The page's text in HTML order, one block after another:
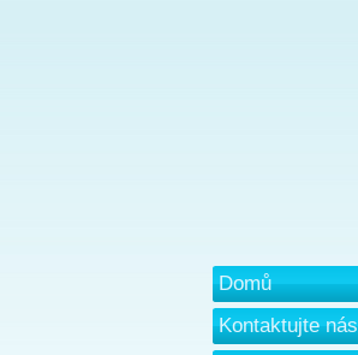
Domů
Kontaktujte nás